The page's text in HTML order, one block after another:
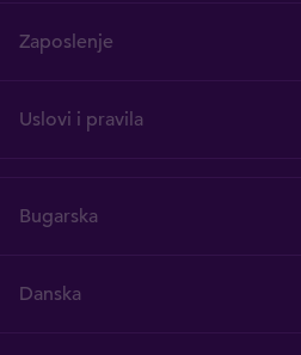
Zaposlenje
Uslovi i pravila
Bugarska
Danska